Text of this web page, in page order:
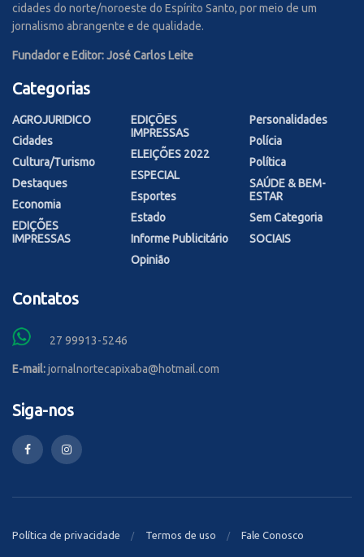
cidades do norte/noroeste do Espírito Santo, por meio de um
jornalismo abrangente e de qualidade.
Fundador e Editor: José Carlos Leite
Categorias
AGROJURIDICO
Cidades
Cultura/Turismo
Destaques
Economia
EDIÇÕES
IMPRESSAS
EDIÇÕES
IMPRESSAS
ELEIÇÕES 2022
ESPECIAL
Esportes
Estado
Informe Publicitário
Opinião
Personalidades
Polícia
Política
SAÚDE & BEM-
ESTAR
Sem Categoria
SOCIAIS
Contatos
27 99913-5246
E-mail:jornalnortecapixaba@hotmail.com
Siga-nos
Política de privacidade Termos de uso Fale Conosco